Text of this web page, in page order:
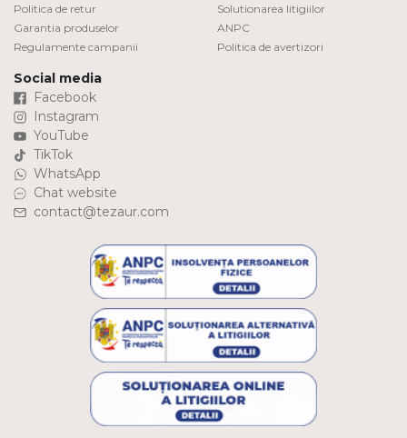
Politica de retur
Garantia produselor
Regulamente campanii
Solutionarea litigiilor
ANPC
Politica de avertizori
Social media
Facebook
Instagram
YouTube
TikTok
WhatsApp
Chat website
contact@tezaur.com